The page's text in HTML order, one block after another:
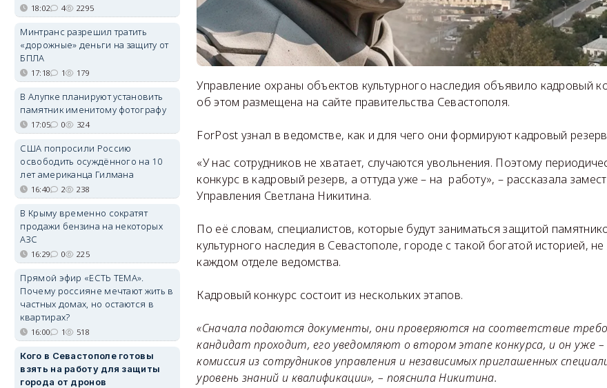
Управление охраны объектов культурного наследия объявило кадровый
об этом размещена на сайте правительства Севастополя.
ForPost узнал в ведомстве, как и для чего они формируют кадровый
«У нас сотрудников не хватает, случаются увольнения. Поэтому
конкурс в кадровый резерв, а оттуда уже – на работу», – рассказала
Управления Светлана Никитина.
По её словам, специалистов, которые будут заниматься защитой
культурного наследия в Севастополе, городе с такой богатой историей, не
каждом отделе ведомства.
Кадровый конкурс состоит из нескольких этапов.
«Сначала подаются документы, они проверяются на соответствие
кандидат проходит, его уведомляют о втором этапе конкурса, и он уже
комиссия из сотрудников управления и независимых приглашенных
уровень знаний и квалификации», – пояснила Никитина.
18:02 4 2295
Минтранс разрешил тратить
«дорожные» деньги на защиту от
БПЛА
17:18 1 179
В Алупке планируют установить
памятник именитому фотографу
17:05 0 324
США попросили Россию
освободить осуждённого на 10
лет американца Гилмана
16:40 2 238
В Крыму временно сократят
продажи бензина на некоторых
АЗС
16:29 0 225
Прямой эфир «ЕСТЬ ТЕМА».
Почему россияне мечтают жить в
частных домах, но остаются в
квартирах?
16:00 1 518
Кого в Севастополе готовы
взять на работу для защиты
города от дронов